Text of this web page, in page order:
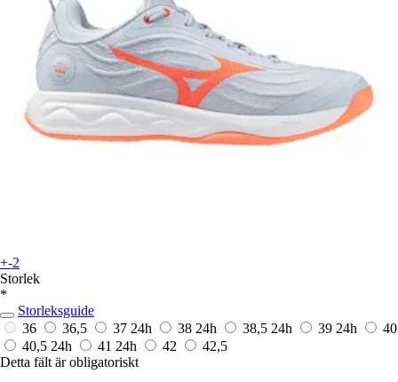
+-2
Storlek
*
Storleksguide
36
36,5 37 24h 38 24h 38,5 24h 39 24h
40
40,5 24h 41 24h 42
42,5
Detta fält är obligatoriskt